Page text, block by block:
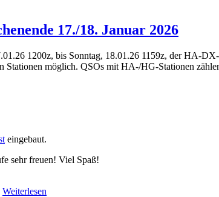
17./18. Januar 2026
1200z, bis Sonntag, 18.01.26 1159z, der HA-
Stationen möglich. QSOs mit HA-/HG-Stationen
eingebaut.
sehr freuen! Viel Spaß!
Weiterlesen